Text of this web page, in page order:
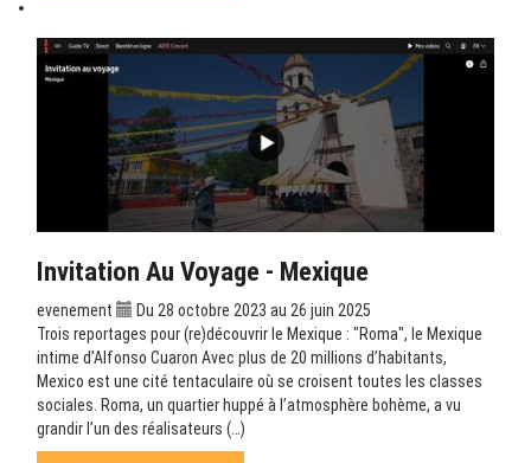
Invitation Au Voyage - Mexique
evenement
Du 28 octobre 2023 au 26 juin 2025
Trois reportages pour (re)découvrir le Mexique : "Roma", le Mexique
intime d’Alfonso Cuaron Avec plus de 20 millions d’habitants,
Mexico est une cité tentaculaire où se croisent toutes les classes
sociales. Roma, un quartier huppé à l’atmosphère bohème, a vu
grandir l’un des réalisateurs (…)